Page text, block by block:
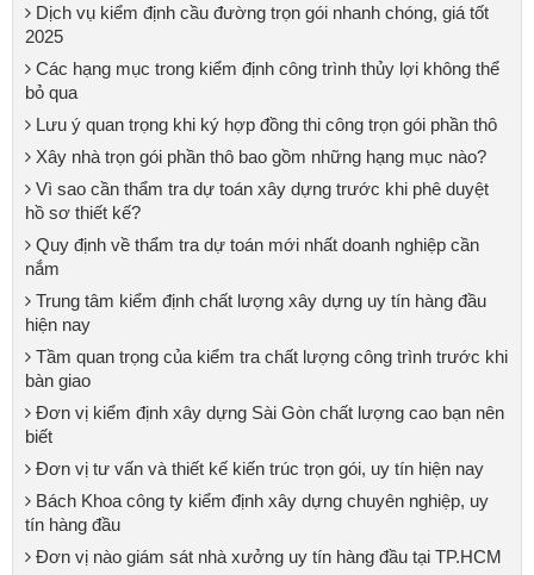
Dịch vụ kiểm định cầu đường trọn gói nhanh chóng, giá tốt
2025
Các hạng mục trong kiểm định công trình thủy lợi không thể
bỏ qua
Lưu ý quan trọng khi ký hợp đồng thi công trọn gói phần thô
Xây nhà trọn gói phần thô bao gồm những hạng mục nào?
Vì sao cần thẩm tra dự toán xây dựng trước khi phê duyệt
hồ sơ thiết kế?
Quy định về thẩm tra dự toán mới nhất doanh nghiệp cần
nắm
Trung tâm kiểm định chất lượng xây dựng uy tín hàng đầu
hiện nay
Tầm quan trọng của kiểm tra chất lượng công trình trước khi
bàn giao
Đơn vị kiểm định xây dựng Sài Gòn chất lượng cao bạn nên
biết
Đơn vị tư vấn và thiết kế kiến trúc trọn gói, uy tín hiện nay
Bách Khoa công ty kiểm định xây dựng chuyên nghiệp, uy
tín hàng đầu
Đơn vị nào giám sát nhà xưởng uy tín hàng đầu tại TP.HCM